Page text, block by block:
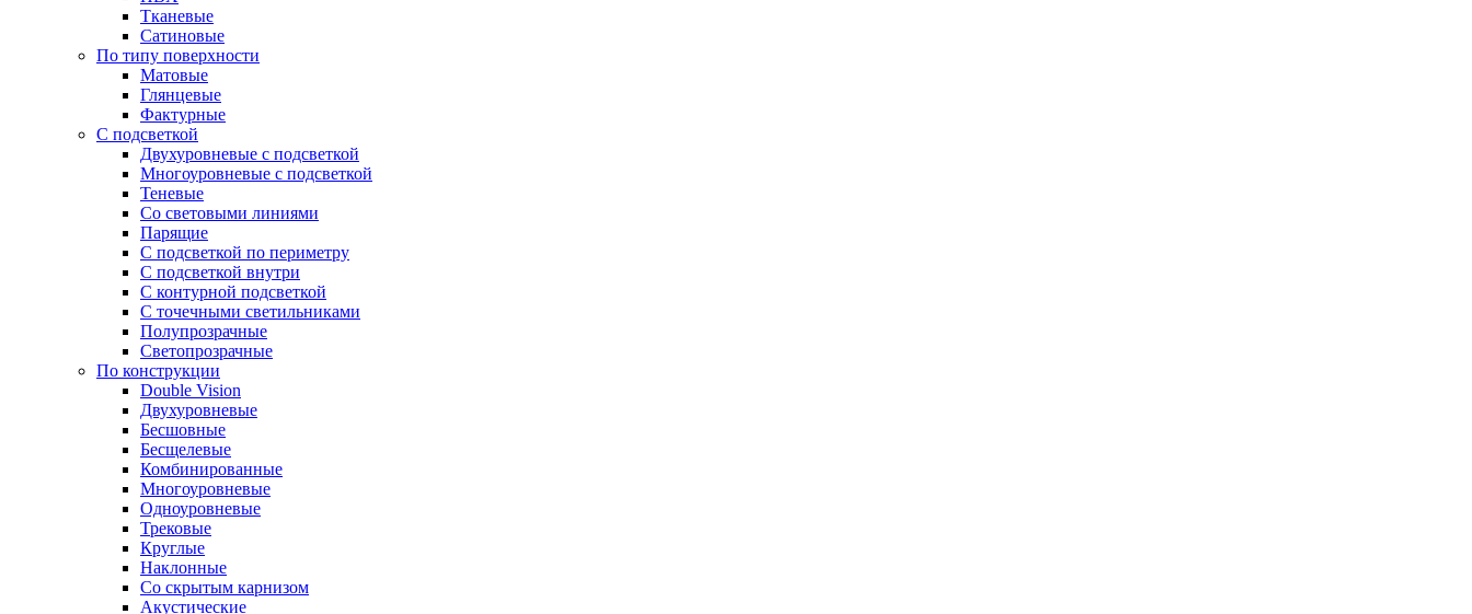
Тканевые
Сатиновые
По типу поверхности
Матовые
Глянцевые
Фактурные
С подсветкой
Двухуровневые с подсветкой
Многоуровневые с подсветкой
Теневые
Со световыми линиями
Парящие
С подсветкой по периметру
С подсветкой внутри
С контурной подсветкой
С точечными светильниками
Полупрозрачные
Светопрозрачные
По конструкции
Double Vision
Двухуровневые
Бесшовные
Бесщелевые
Комбинированные
Многоуровневые
Одноуровневые
Трековые
Круглые
Наклонные
Со скрытым карнизом
Акустические